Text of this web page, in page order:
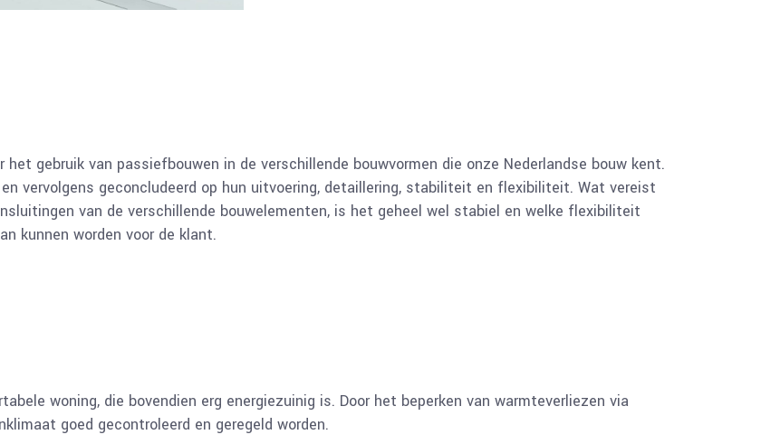
gebruik van passiefbouwen in de verschillende bouwvormen die onze Nederlandse bouw kent.
vervolgens geconcludeerd op hun uitvoering, detaillering, stabiliteit en flexibiliteit. Wat vereist
van de verschillende bouwelementen, is het geheel wel stabiel en welke flexibiliteit
kunnen worden voor de klant.
woning, die bovendien erg energiezuinig is. Door het beperken van warmteverliezen via
goed gecontroleerd en geregeld worden.